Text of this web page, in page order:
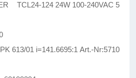
TCL24-124 24W 100-240VAC 5
613/01 i=141.6695:1 Art.-Nr:5710